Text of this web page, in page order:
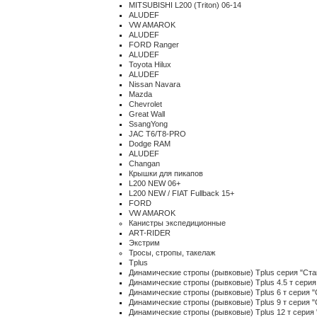
MITSUBISHI L200 (Triton) 06-14
ALUDEF
VW AMAROK
ALUDEF
FORD Ranger
ALUDEF
Toyota Hilux
ALUDEF
Nissan Navara
Mazda
Chevrolet
Great Wall
SsangYong
JAC T6/T8-PRO
Dodge RAM
ALUDEF
Changan
Крышки для пикапов
L200 NEW 06+
L200 NEW / FIAT Fullback 15+
FORD
VW AMAROK
Канистры экспедиционные
ART-RIDER
Экстрим
Тросы, стропы, такелаж
Tplus
Динамические стропы (рывковые) Tplus серия
Динамические стропы (рывковые) Tplus 4.5 т
Динамические стропы (рывковые) Tplus 6 т серия
Динамические стропы (рывковые) Tplus 9 т серия
Динамические стропы (рывковые) Tplus 12 т серия